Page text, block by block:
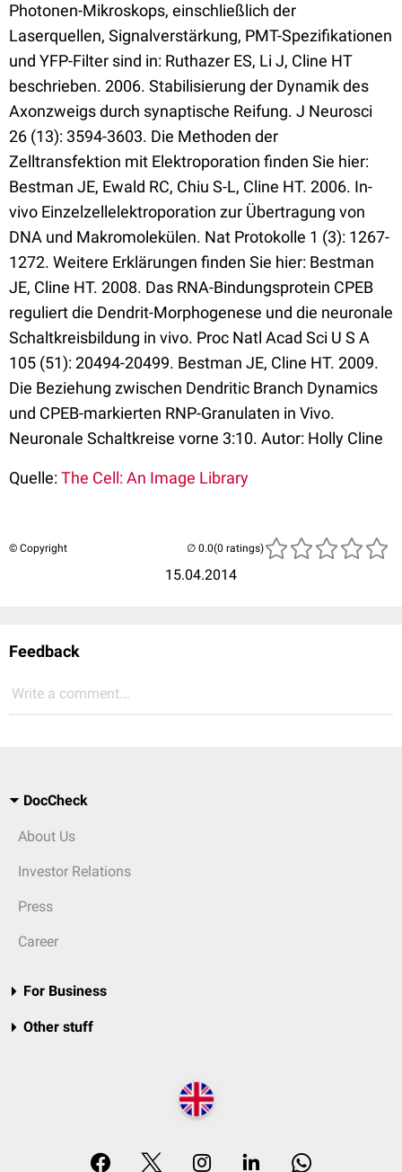
Photonen-Mikroskops, einschließlich der
Laserquellen, Signalverstärkung, PMT-Spezifikationen
und YFP-Filter sind in: Ruthazer ES, Li J, Cline HT
beschrieben. 2006. Stabilisierung der Dynamik des
Axonzweigs durch synaptische Reifung. J Neurosci
26 (13): 3594-3603. Die Methoden der
Zelltransfektion mit Elektroporation finden Sie hier:
Bestman JE, Ewald RC, Chiu S-L, Cline HT. 2006. In-
vivo Einzelzellelektroporation zur Übertragung von
DNA und Makromolekülen. Nat Protokolle 1 (3): 1267-
1272. Weitere Erklärungen finden Sie hier: Bestman
JE, Cline HT. 2008. Das RNA-Bindungsprotein CPEB
reguliert die Dendrit-Morphogenese und die neuronale
Schaltkreisbildung in vivo. Proc Natl Acad Sci U S A
105 (51): 20494-20499. Bestman JE, Cline HT. 2009.
Die Beziehung zwischen Dendritic Branch Dynamics
und CPEB-markierten RNP-Granulaten in Vivo.
Neuronale Schaltkreise vorne 3:10. Autor: Holly Cline
Quelle:The Cell: An Image Library
© Copyright
15.04.2014
(0 ratings)
Feedback
Write a comment...
DocCheck
About Us
Investor Relations
Press
Career
For Business
Other stuff